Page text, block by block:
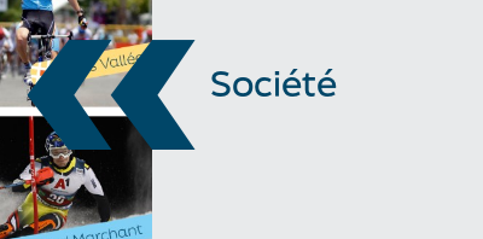
Société